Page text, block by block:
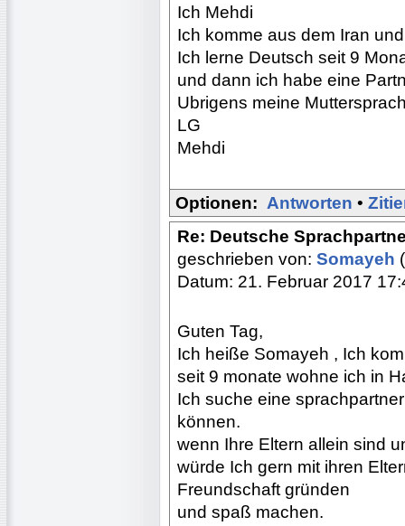
Ich Mehdi
Ich komme aus dem Iran
Ich lerne Deutsch seit 9
und dann ich habe eine
Ubrigens meine
LG
Mehdi
Optionen: Antworten •
Re: Deutsche
geschrieben von: Somayeh
Datum: 21. Februar 2017
Guten Tag,
Ich heiße Somayeh , Ich
seit 9 monate wohne ich in
Ich suche eine
können.
wenn Ihre Eltern allein sind
würde Ich gern mit ihren
Freundschaft gründen
und spaß machen.